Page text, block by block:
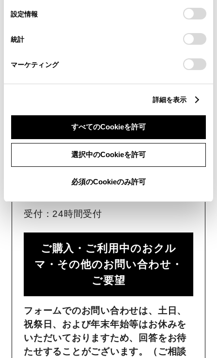
デバイスにすべてのCookie(クッキー)が保存されることに同
意したことになります。Cookie(クッキー)のオプトアウト、
設定の変更、同意を撤回したりするにあたっては、当社の
「Cookie（クッキー）情報の取り扱いについて
」をご覧くだ
設定情報
統計
マーケティング
詳細を表示
すべてのCookieを許可
選択中のCookieを許可
必須のCookieのみ許可
受付：10:00～18:00
画面右下の
チャットでのお問い合わせはお待たせ
受付：24時間受付
ご購入・ご利用中のおクル
マ・その他のお問い合わせ・
ご要望​
フォームでのお問い合わせは、土日、
祝祭日、および年末年始等はお休みを
いただいておりますため、回答をお待
たせすることがございます。（ご相談